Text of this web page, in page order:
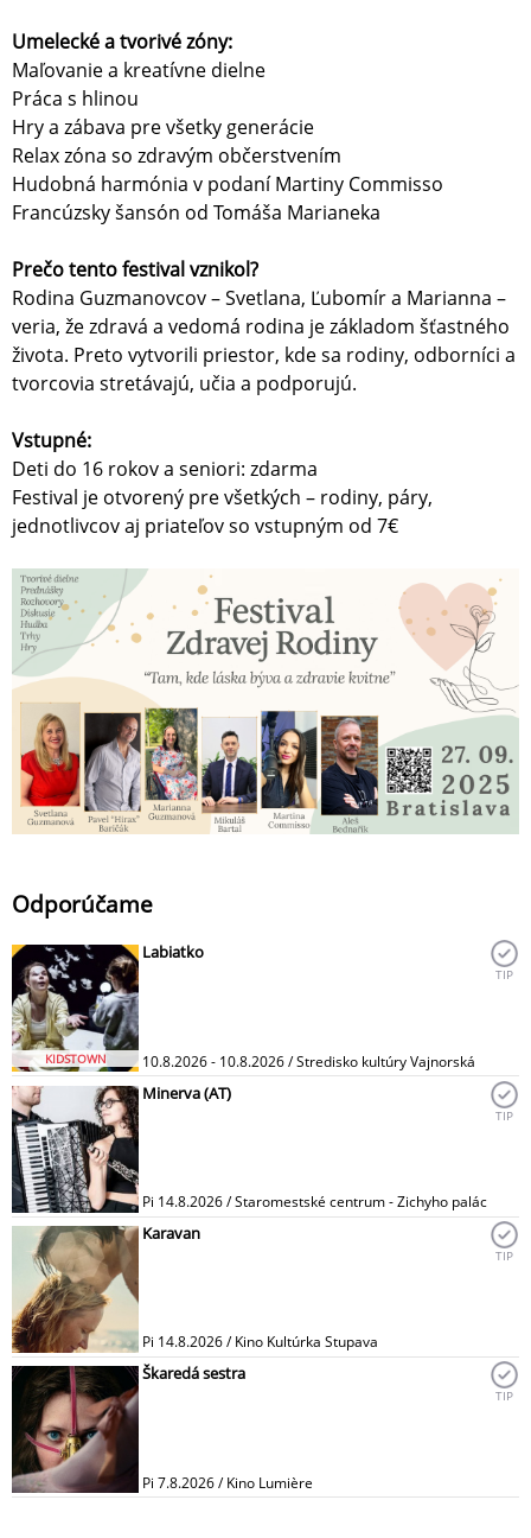
Umelecké a tvorivé zóny:
Maľovanie a kreatívne dielne
Práca s hlinou
Hry a zábava pre všetky generácie
Relax zóna so zdravým občerstvením
Hudobná harmónia v podaní Martiny Commisso
Francúzsky šansón od Tomáša Marianeka
Prečo tento festival vznikol?
Rodina Guzmanovcov – Svetlana, Ľubomír a Marianna –
veria, že zdravá a vedomá rodina je základom šťastného
života. Preto vytvorili priestor, kde sa rodiny, odborníci a
tvorcovia stretávajú, učia a podporujú.
Vstupné:
Deti do 16 rokov a seniori: zdarma
Festival je otvorený pre všetkých – rodiny, páry,
jednotlivcov aj priateľov so vstupným od 7€
Odporúčame
KIDSTOWN
Labiatko
10.8.2026 - 10.8.2026 / Stredisko kultúry Vajnorská
TIP
Minerva (AT)
Pi 14.8.2026 / Staromestské centrum - Zichyho palác
TIP
Karavan
Pi 14.8.2026 / Kino Kultúrka Stupava
TIP
Škaredá sestra
Pi 7.8.2026 / Kino Lumière
TIP